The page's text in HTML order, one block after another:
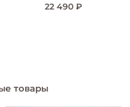
22 490 ₽
товары